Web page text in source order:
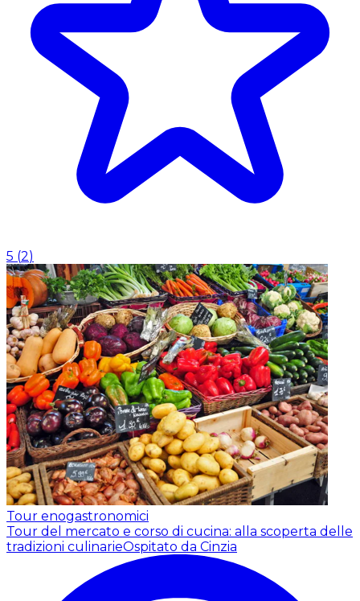
5 (2)
Tour enogastronomici
Tour del mercato e corso di cucina: alla scoperta delle
tradizioni culinarieOspitato da Cinzia